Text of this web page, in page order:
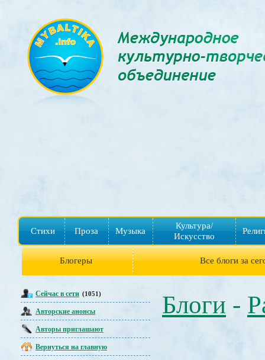
Стихи Проза Музыка
Культура/
Искусство
Блогеры Все блоги за
Сейчас в сети (1051)
Авторские анонсы
Авторы приглашают
Вернуться на главную
Блоги -